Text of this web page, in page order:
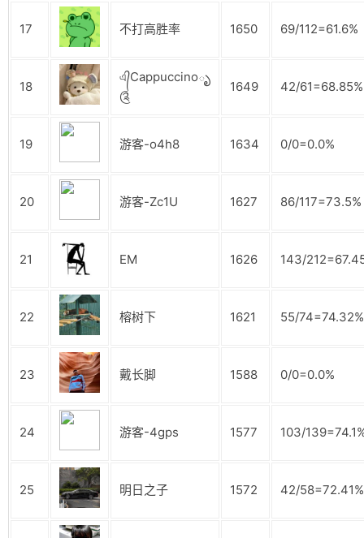
17 不打高胜率 1650 69/112=61.6%
18
এ᭄Cappuccinoృ
༊
1649 42/61=68.85%
19 游客-o4h8 1634 0/0=0.0%
20 游客-Zc1U 1627 86/117=73.5%
21 EM 1626 143/
22 榕树下 1621 55/74=74.32%
23 戴长脚 1588 0/0=0.0%
24 游客-4gps 1577 103/
25 明日之子 1572 42/58=72.41%